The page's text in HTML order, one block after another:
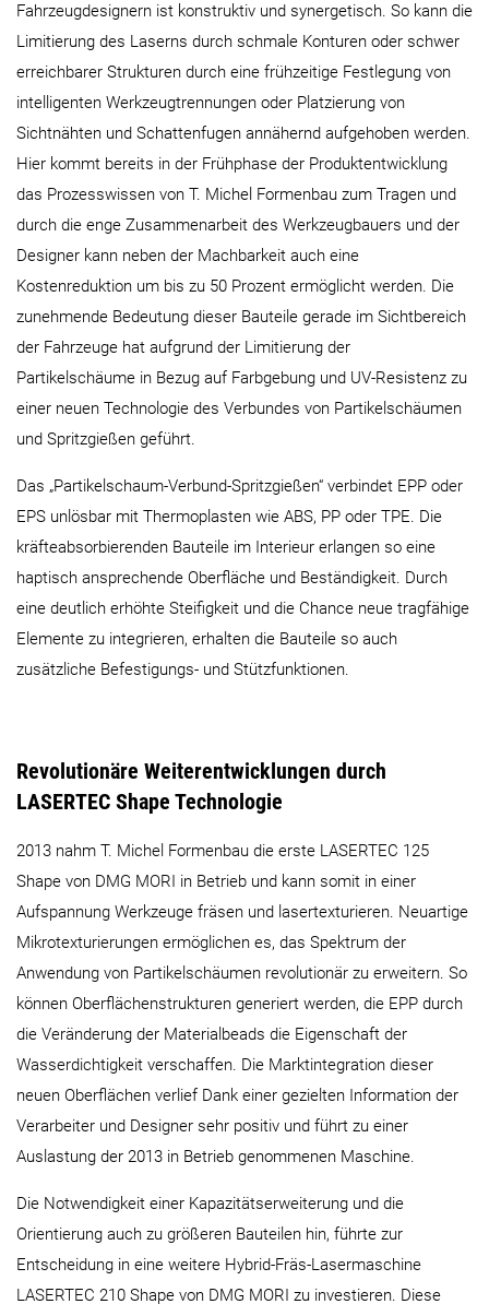
Fahrzeugdesignern ist konstruktiv und synergetisch. So kann die
Limitierung des Laserns durch schmale Konturen oder schwer
erreichbarer Strukturen durch eine frühzeitige Festlegung von
intelligenten Werkzeugtrennungen oder Platzierung von
Sichtnähten und Schattenfugen annähernd aufgehoben werden.
Hier kommt bereits in der Frühphase der Produktentwicklung
das Prozesswissen von T. Michel Formenbau zum Tragen und
durch die enge Zusammenarbeit des Werkzeugbauers und der
Designer kann neben der Machbarkeit auch eine
Kostenreduktion um bis zu 50 Prozent ermöglicht werden. Die
zunehmende Bedeutung dieser Bauteile gerade im Sichtbereich
der Fahrzeuge hat aufgrund der Limitierung der
Partikelschäume in Bezug auf Farbgebung und UV-Resistenz zu
einer neuen Technologie des Verbundes von Partikelschäumen
und Spritzgießen geführt.
Das „Partikelschaum-Verbund-Spritzgießen“ verbindet EPP oder
EPS unlösbar mit Thermoplasten wie ABS, PP oder TPE. Die
kräfteabsorbierenden Bauteile im Interieur erlangen so eine
haptisch ansprechende Oberfläche und Beständigkeit. Durch
eine deutlich erhöhte Steifigkeit und die Chance neue tragfähige
Elemente zu integrieren, erhalten die Bauteile so auch
zusätzliche Befestigungs- und Stützfunktionen.
Revolutionäre Weiterentwicklungen durch
LASERTEC Shape Technologie
2013 nahm T. Michel Formenbau die erste LASERTEC 125
Shape von DMG MORI in Betrieb und kann somit in einer
Aufspannung Werkzeuge fräsen und lasertexturieren. Neuartige
Mikrotexturierungen ermöglichen es, das Spektrum der
Anwendung von Partikelschäumen revolutionär zu erweitern. So
können Oberflächenstrukturen generiert werden, die EPP durch
die Veränderung der Materialbeads die Eigenschaft der
Wasserdichtigkeit verschaffen. Die Marktintegration dieser
neuen Oberflächen verlief Dank einer gezielten Information der
Verarbeiter und Designer sehr positiv und führt zu einer
Auslastung der 2013 in Betrieb genommenen Maschine.
Die Notwendigkeit einer Kapazitätserweiterung und die
Orientierung auch zu größeren Bauteilen hin, führte zur
Entscheidung in eine weitere Hybrid-Fräs-Lasermaschine
LASERTEC 210 Shape von DMG MORI zu investieren. Diese